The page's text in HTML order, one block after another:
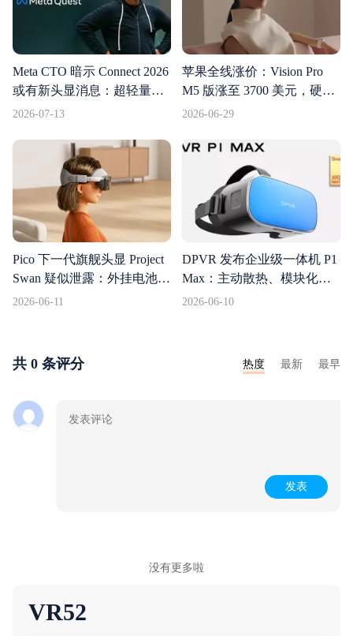
Meta CTO 暗示 Connect 2026
或有新头显消息：超轻量设
备有望亮相
2026-07-13
苹果全线涨价：Vision Pro
M5 版涨至 3700 美元，硬件
刷新也挡不住成本压力
2026-06-29
Pico 下一代旗舰头显 Project
Swan 疑似泄露：外挂电池、
编织头带，对标 Vision Pro
2026-06-11
DPVR 发布企业级一体机 P1
Max：主动散热、模块化扩
展，瞄准长时高强度商用场
2026-06-10
共 0 条评分 热度 最新 最早
发表
没有更多啦
VR52